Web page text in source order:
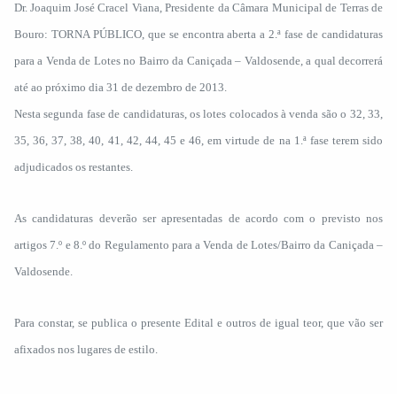
Dr. Joaquim José Cracel Viana, Presidente da Câmara Municipal de Terras de
Bouro: TORNA PÚBLICO, que se encontra aberta a 2.ª fase de candidaturas
para a Venda de Lotes no Bairro da Caniçada – Valdosende, a qual decorrerá
até ao próximo dia 31 de dezembro de 2013.
Nesta segunda fase de candidaturas, os lotes colocados à venda são o 32, 33,
35, 36, 37, 38, 40, 41, 42, 44, 45 e 46, em virtude de na 1.ª fase terem sido
adjudicados os restantes.
As candidaturas deverão ser apresentadas de acordo com o previsto nos
artigos 7.º e 8.º do Regulamento para a Venda de Lotes/Bairro da Caniçada –
Valdosende.
Para constar, se publica o presente Edital e outros de igual teor, que vão ser
afixados nos lugares de estilo.